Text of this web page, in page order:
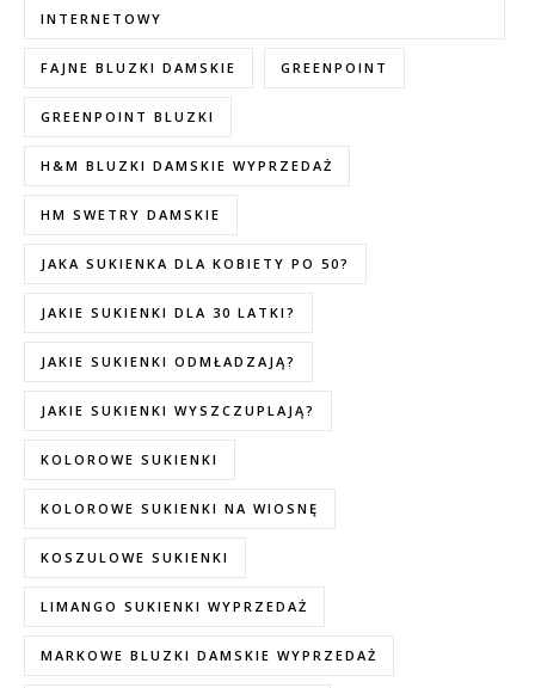
INTERNETOWY
FAJNE BLUZKI DAMSKIE GREENPOINT
GREENPOINT BLUZKI
H&M BLUZKI DAMSKIE WYPRZEDAŻ
HM SWETRY DAMSKIE
JAKA SUKIENKA DLA KOBIETY PO 50?
JAKIE SUKIENKI DLA 30 LATKI?
JAKIE SUKIENKI ODMŁADZAJĄ?
JAKIE SUKIENKI WYSZCZUPLAJĄ?
KOLOROWE SUKIENKI
KOLOROWE SUKIENKI NA WIOSNĘ
KOSZULOWE SUKIENKI
LIMANGO SUKIENKI WYPRZEDAŻ
MARKOWE BLUZKI DAMSKIE WYPRZEDAŻ